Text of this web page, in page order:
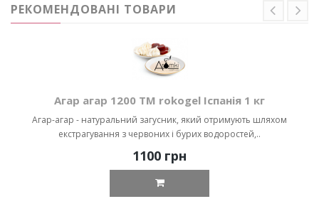
РЕКОМЕНДОВАНІ ТОВАРИ
Агар агар 1200 ТМ rokogel Іспанія 1 кг
Агар-агар - натуральний загусник, який отримують шляхом
екстрагування з червоних і бурих водоростей,..
1100 грн